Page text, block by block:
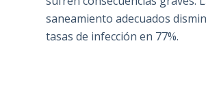
saneamiento adecuados
tasas de infección en 77%.